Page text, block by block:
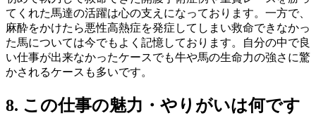
てくれた馬達の活躍は心の支えになっております。一方で、
麻酔をかけたら悪性高熱症を発症してしまい救命できなかっ
た馬については今でもよく記憶しております。自分の中で良
い仕事が出来なかったケースでも牛や馬の生命力の強さに驚
かされるケースも多いです。
8. この仕事の魅力・やりがいは何です